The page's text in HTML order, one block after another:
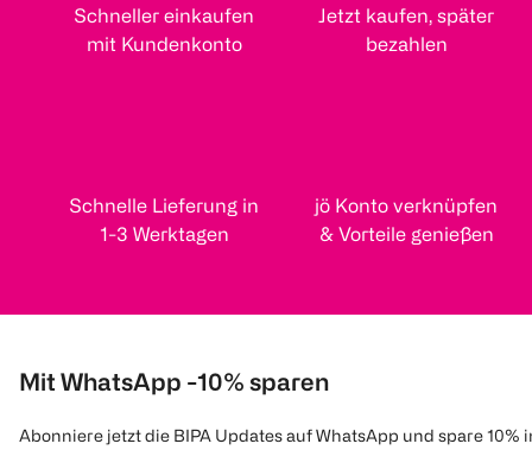
Schneller einkaufen
mit Kundenkonto
Jetzt kaufen, später
bezahlen
Schnelle Lieferung in
1-3 Werktagen
jö Konto verknüpfen
& Vorteile genießen
Mit WhatsApp -10% sparen
Abonniere jetzt die BIPA Updates auf WhatsApp und spare 10%